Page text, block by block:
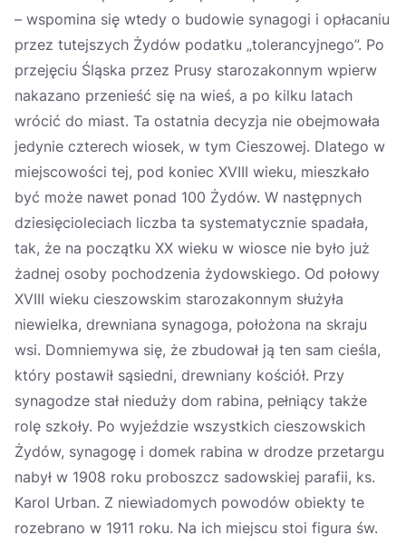
– wspomina się wtedy o budowie synagogi i opłacaniu
przez tutejszych Żydów podatku „tolerancyjnego”. Po
przejęciu Śląska przez Prusy starozakonnym wpierw
nakazano przenieść się na wieś, a po kilku latach
wrócić do miast. Ta ostatnia decyzja nie obejmowała
jedynie czterech wiosek, w tym Cieszowej. Dlatego w
miejscowości tej, pod koniec XVIII wieku, mieszkało
być może nawet ponad 100 Żydów. W następnych
dziesięcioleciach liczba ta systematycznie spadała,
tak, że na początku XX wieku w wiosce nie było już
żadnej osoby pochodzenia żydowskiego. Od połowy
XVIII wieku cieszowskim starozakonnym służyła
niewielka, drewniana synagoga, położona na skraju
wsi. Domniemywa się, że zbudował ją ten sam cieśla,
który postawił sąsiedni, drewniany kościół. Przy
synagodze stał nieduży dom rabina, pełniący także
rolę szkoły. Po wyjeździe wszystkich cieszowskich
Żydów, synagogę i domek rabina w drodze przetargu
nabył w 1908 roku proboszcz sadowskiej parafii, ks.
Karol Urban. Z niewiadomych powodów obiekty te
rozebrano w 1911 roku. Na ich miejscu stoi figura św.